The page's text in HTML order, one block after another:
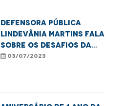
Defensora pública
Lindevânia Martins fala
sobre os desafios da
população LGBTQIA+
03/07/2023